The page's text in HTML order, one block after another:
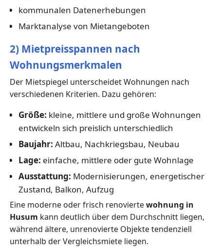
kommunalen Datenerhebungen
Marktanalyse von Mietangeboten
2) Mietpreisspannen nach
Wohnungsmerkmalen
Der Mietspiegel unterscheidet Wohnungen nach
verschiedenen Kriterien. Dazu gehören:
Größe: kleine, mittlere und große Wohnungen
entwickeln sich preislich unterschiedlich
Baujahr: Altbau, Nachkriegsbau, Neubau
Lage: einfache, mittlere oder gute Wohnlage
Ausstattung: Modernisierungen, energetischer
Zustand, Balkon, Aufzug
Eine moderne oder frisch renoviertewohnung in
Husum kann deutlich über dem Durchschnitt liegen,
während ältere, unrenovierte Objekte tendenziell
unterhalb der Vergleichsmiete liegen.